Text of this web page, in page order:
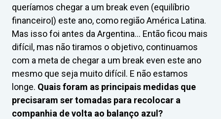
queríamos chegar a um break even (equilíbrio
financeiro|) este ano, como região América Latina.
Mas isso foi antes da Argentina… Então ficou mais
difícil, mas não tiramos o objetivo, continuamos
com a meta de chegar a um break even este ano
mesmo que seja muito difícil. E não estamos
longe. Quais foram as principais medidas que
precisaram ser tomadas para recolocar a
companhia de volta ao balanço azul?